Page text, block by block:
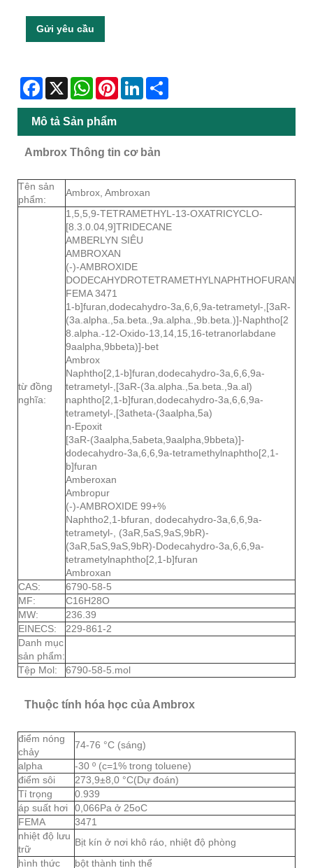
Gửi yêu cầu
Facebook
X WhatsAppPinterestLinkedIn
Mô tả Sản phẩm
Ambrox Thông tin cơ bản
Tên sản
phẩm:
Ambrox, Ambroxan
từ đồng
nghĩa:
1,5,5,9-TETRAMETHYL-13-OXATRICYCLO-
[8.3.0.04,9]TRIDECANE
AMBERLYN SIÊU
AMBROXAN
(-)-AMBROXIDE
DODECAHYDROTETRAMETHYLNAPHTHOFURAN
FEMA 3471
1-b]furan,dodecahydro-3a,6,6,9a-tetrametyl-,[3aR-
(3a.alpha.,5a.beta.,9a.alpha.,9b.beta.)]-Naphtho[2
8.alpha.-12-Oxido-13,14,15,16-tetranorlabdane
9aalpha,9bbeta)]-bet
Ambrox
Naphtho[2,1-b]furan,dodecahydro-3a,6,6,9a-
tetrametyl-,[3aR-(3a.alpha.,5a.beta.,9a.al)
naphtho[2,1-b]furan,dodecahydro-3a,6,6,9a-
tetrametyl-,[3atheta-(3aalpha,5a)
n-Epoxit
[3aR-(3aalpha,5abeta,9aalpha,9bbeta)]-
dodecahydro-3a,6,6,9a-tetramethylnaphtho[2,1-
b]furan
Amberoxan
Ambropur
(-)-AMBROXIDE 99+%
Naphtho2,1-bfuran, dodecahydro-3a,6,6,9a-
tetrametyl-, (3aR,5aS,9aS,9bR)-
(3aR,5aS,9aS,9bR)-Dodecahydro-3a,6,6,9a-
tetrametylnaphtho[2,1-b]furan
Ambroxan
CAS:
6790-58-5
MF:
C16H28O
MW:
236.39
EINECS:
229-861-2
Danh mục
sản phẩm:
Tệp Mol:
6790-58-5.mol
Thuộc tính hóa học của Ambrox
điểm nóng
chảy
74-76 °C (sáng)
alpha
-30 º (c=1% trong toluene)
điểm sôi
273,9±8,0 °C(Dự đoán)
Tỉ trọng
0.939
áp suất hơi
0,066Pa ở 25oC
FEMA
3471
nhiệt độ lưu
trữ
Bịt kín ở nơi khô ráo, nhiệt độ phòng
hình thức
bột thành tinh thể